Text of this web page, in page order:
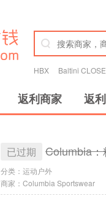
HBX Baltini
返利商家 返
已过期 Columbia
分类： 运动户外
商家：Columbia Sportswear